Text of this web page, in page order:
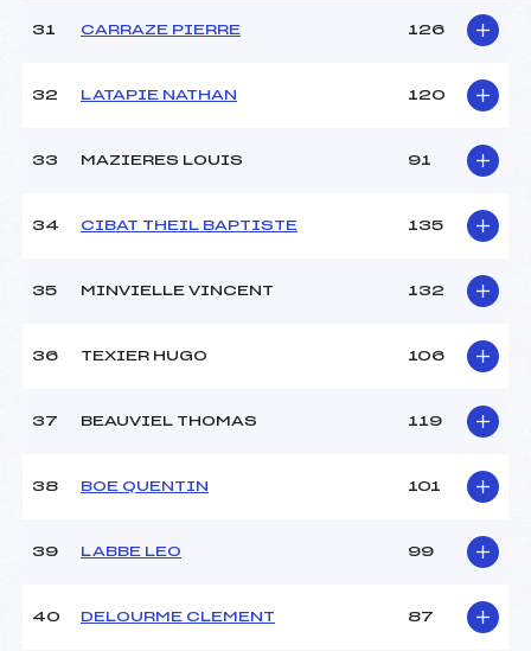
31 CARRAZE PIERRE 126
32 LATAPIE NATHAN 120
33 MAZIERES LOUIS 91
34 CIBAT THEIL BAPTISTE 135
35 MINVIELLE VINCENT 132
36 TEXIER HUGO 106
37 BEAUVIEL THOMAS 119
38 BOE QUENTIN 101
39 LABBE LEO 99
40 DELOURME CLEMENT 87